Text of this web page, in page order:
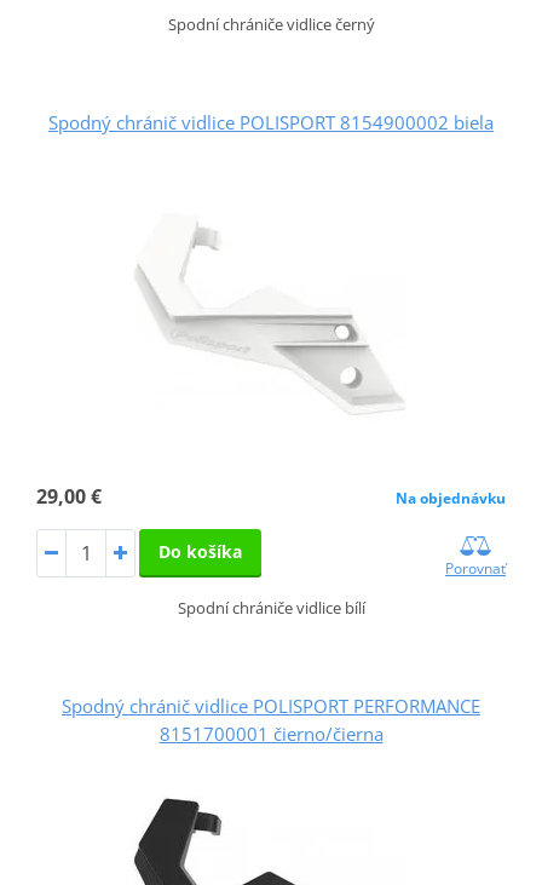
Spodní chrániče vidlice černý
Spodný chránič vidlice POLISPORT 8154900002 biela
29,00 € Na objednávku
Do košíka
Porovnať
Spodní chrániče vidlice bílí
Spodný chránič vidlice POLISPORT PERFORMANCE
8151700001 čierno/čierna